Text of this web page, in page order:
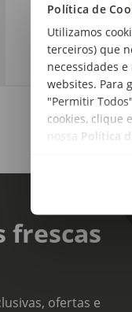
Política de
Utilizamos
terceiros) que
necessidades
websites. Para
"Permitir
cookies, clique
nossa Política
Creme de Dia
frescas
ofertas e